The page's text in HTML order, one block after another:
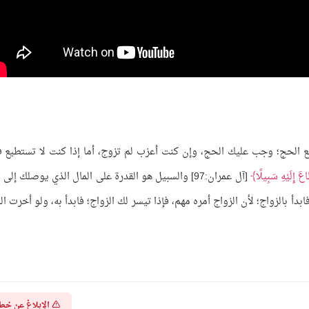
وجب عليك الحج، وإن كنت أعزب لم تزوج، أما إذا كنت لا تستطيع
إِلَيْهِ سَبِيلًا
[آل عمران:97] والسبيل هو القدرة على المال الذي يوصلك
بالزواج؛ لأن الزواج أمره مهم، فإذا تيسر لك الزواج؛ فابدأ به، ولو أخرت
الإبلاغ عن